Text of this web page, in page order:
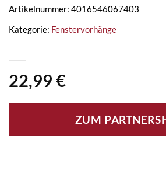
22,99 €
ZUM
Artikelnummer: 4016546067403
Kategorie: Fenstervorhänge